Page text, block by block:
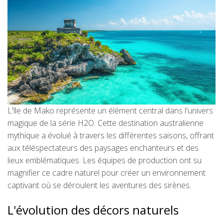
L'île de Mako représente un élément central dans l'univers
magique de la série H2O. Cette destination australienne
mythique a évolué à travers les différentes saisons, offrant
aux téléspectateurs des paysages enchanteurs et des
lieux emblématiques. Les équipes de production ont su
magnifier ce cadre naturel pour créer un environnement
captivant où se déroulent les aventures des sirènes.
L'évolution des décors naturels